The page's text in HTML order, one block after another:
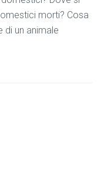
morti? Cosa
di un animale